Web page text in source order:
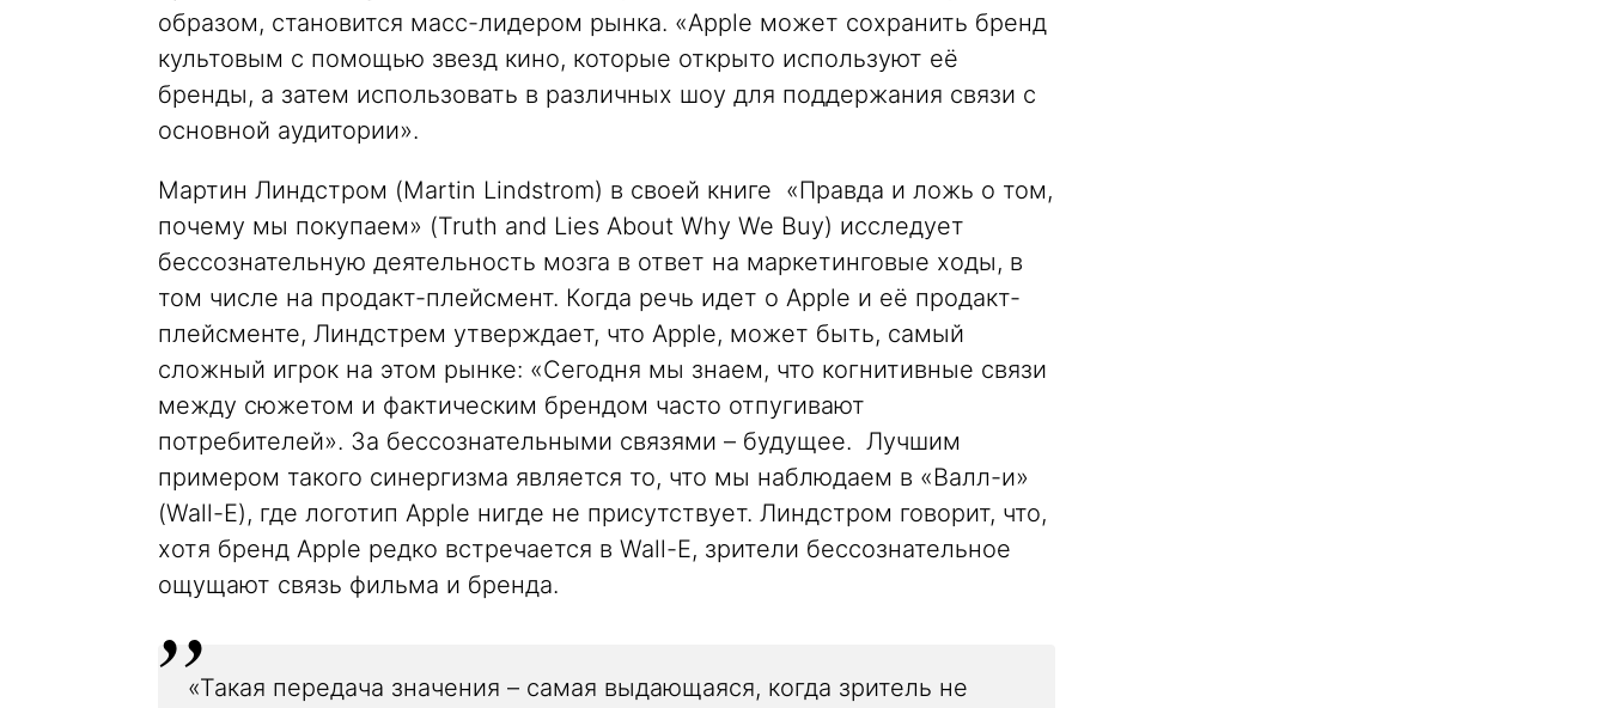
образом, становится масс-лидером рынка. «Apple может сохранить бренд
культовым с помощью звезд кино, которые открыто используют её
бренды, а затем использовать в различных шоу для поддержания связи с
основной аудитории».
Мартин Линдстром (Martin Lindstrom) в своей книге «Правда и ложь о том,
почему мы покупаем» (Truth and Lies About Why We Buy) исследует
бессознательную деятельность мозга в ответ на маркетинговые ходы, в
том числе на продакт-плейсмент. Когда речь идет о Apple и её продакт-
плейсменте, Линдстрем утверждает, что Apple, может быть, самый
сложный игрок на этом рынке: «Сегодня мы знаем, что когнитивные связи
между сюжетом и фактическим брендом часто отпугивают
потребителей». За бессознательными связями – будущее. Лучшим
примером такого синергизма является то, что мы наблюдаем в «Валл-и»
(Wall-E), где логотип Apple нигде не присутствует. Линдстром говорит, что,
хотя бренд Apple редко встречается в Wall-E, зрители бессознательное
ощущают связь фильма и бренда.
«Такая передача значения – самая выдающаяся, когда зритель не